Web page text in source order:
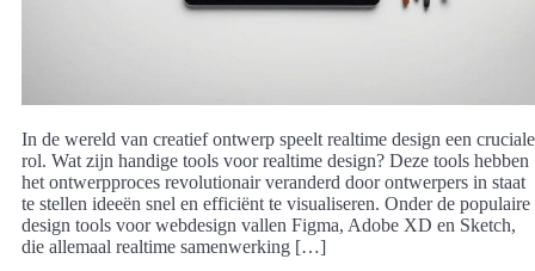
In de wereld van creatief ontwerp speelt realtime design een cruciale
rol. Wat zijn handige tools voor realtime design? Deze tools hebben
het ontwerpproces revolutionair veranderd door ontwerpers in staat
te stellen ideeën snel en efficiënt te visualiseren. Onder de populaire
design tools voor webdesign vallen Figma, Adobe XD en Sketch,
die allemaal realtime samenwerking […]